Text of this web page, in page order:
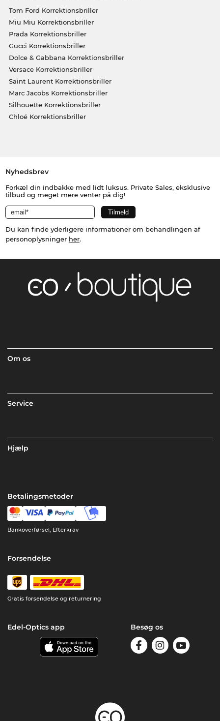
Tom Ford Korrektionsbriller
Miu Miu Korrektionsbriller
Prada Korrektionsbriller
Gucci Korrektionsbriller
Dolce & Gabbana Korrektionsbriller
Versace Korrektionsbriller
Saint Laurent Korrektionsbriller
Marc Jacobs Korrektionsbriller
Silhouette Korrektionsbriller
Chloé Korrektionsbriller
Nyhedsbrev
Forkæl din indbakke med lidt luksus. Private Sales, eksklusive
tilbud og meget mere venter på dig!
Du kan finde yderligere informationer om behandlingen af
personoplysninger her.
Om os
Service
Hjælp
Betalingsmetoder
Bankoverførsel, Efterkrav
Forsendelse
Gratis forsendelse og returnering
Edel-Optics app Besøg os